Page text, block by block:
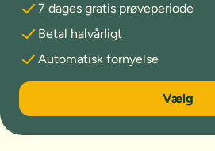
7 dages gratis prøveperiode
Betal halvårligt
Automatisk fornyelse
6 måneder
Vælg